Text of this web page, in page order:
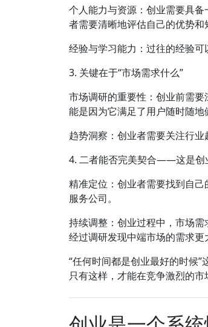
个人能力与资源：创业需要具
者需要清晰地评估自己的优势和
经验与学习能力：过往的经验
3. 关键在于“市场需求什么”
市场调研的重要性：创业前需
能是因为它满足了用户随时随地
趋势洞察：创业者需要关注行
4. 二者能否完美契合——这是创
精准定位：创业者需要找到自
服务公司。
持续调整：创业过程中，市场
经过调研发现中端市场的需求更
“任何时间都是创业最好的时候
只有这样，才能在竞争激烈的市